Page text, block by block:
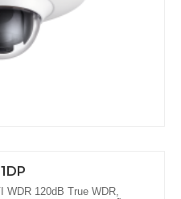
WDR 120dB True WDR,